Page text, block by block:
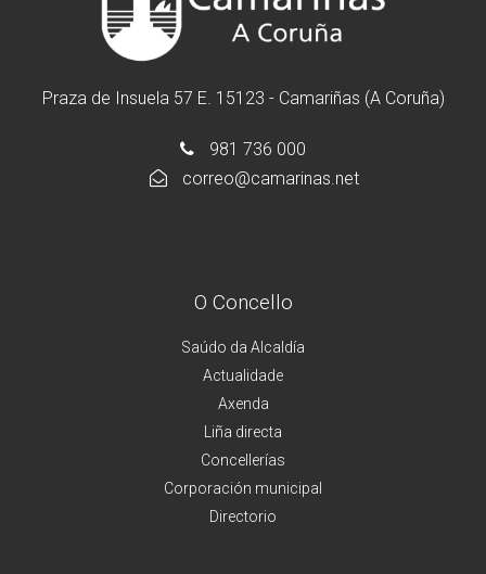
Praza de Insuela 57 E. 15123 - Camariñas (A Coruña)
981 736 000
correo@camarinas.net
O Concello
Saúdo da Alcaldía
Actualidade
Axenda
Liña directa
Concellerías
Corporación municipal
Directorio